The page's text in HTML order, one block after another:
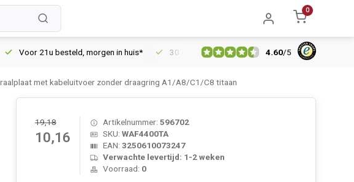
0
Voor 21u besteld, morgen in huis* 30 dagen retourrecht Vertrouwd online sinds
4.60/5
met kabeluitvoer zonder draagring A1/A8/C1/C8 titaan
19,18
10,16
Artikelnummer: 596702
SKU: WAF4400TA
EAN: 3250610073247
Verwachte levertijd: 1-2 weken
Voorraad: 0